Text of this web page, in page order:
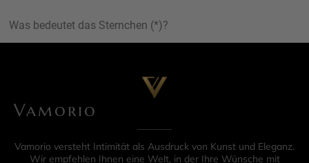
Was bedeutet das Sternchen (*)?
Vamorio
Vamorio versteht Intimität als Ausdruck von Kunst und Eleganz.
Wir empfehlen Ihnen eine Welt, in der Ihre Wünsche mit